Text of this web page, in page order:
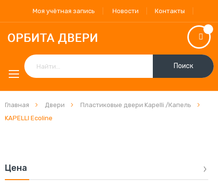
Моя учётная запись Новости Контакты
Поиск
Главная Двери
Пластиковые двери Kapelli /Капель
KAPELLI Ecoline
Цена